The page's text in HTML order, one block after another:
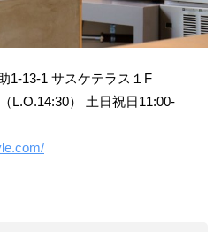
1-13-1 サスケテラス１F
L.O.14:30） 土日祝日11:00-